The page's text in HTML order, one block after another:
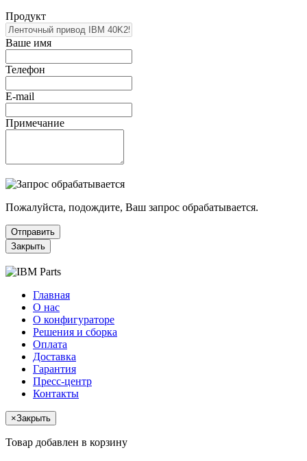
Продукт
Ваше имя
Телефон
E-mail
Примечание
Пожалуйста, подождите, Ваш запрос обрабатывается.
Отправить
Закрыть
Главная
О нас
О конфигураторе
Решения и сборка
Оплата
Доставка
Гарантия
Пресс-центр
Контакты
×Закрыть
Товар добавлен в корзину